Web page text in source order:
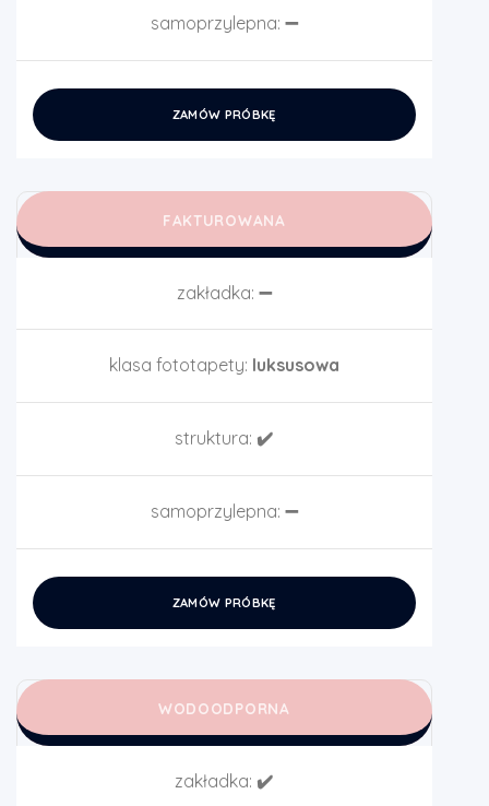
samoprzylepna: ➖
ZAMÓW PRÓBKĘ
FAKTUROWANA
zakładka: ➖
klasa fototapety: luksusowa
struktura: ✔️
samoprzylepna: ➖
ZAMÓW PRÓBKĘ
WODOODPORNA
zakładka: ✔️